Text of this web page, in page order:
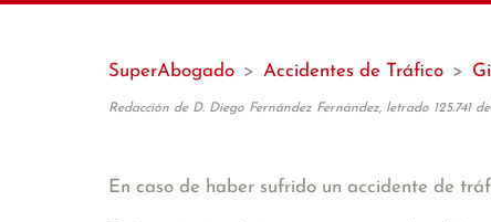
SuperAbogado > Accidentes de Tráfico >
Redacción de D. Diego Fernández Fernández, letrado 125.741
En caso de haber sufrido un accidente de